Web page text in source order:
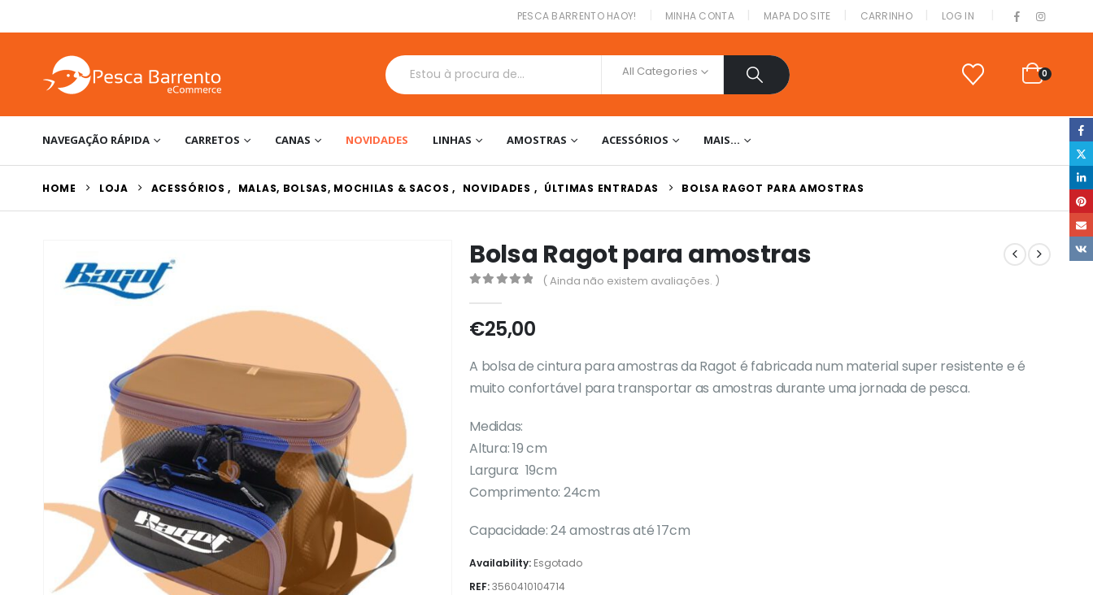
PESCA BARRENTO HAOY! MINHA CONTA MAPA DO SITE CARRINHO LOG IN
All Categories 0
NAVEGAÇÃO RÁPIDA CARRETOS CANAS NOVIDADES LINHAS AMOSTRAS ACESSÓRIOS MAIS…
HOME LOJA ACESSÓRIOS , MALAS, BOLSAS, MOCHILAS & SACOS , NOVIDADES , ÚLTIMAS ENTRADAS BOLSA RAGOT PARA AMOSTRAS
Bolsa Ragot para amostras
( Ainda não existem avaliações. )
€25,00
A bolsa de cintura para amostras da Ragot é fabricada num material super resistente e é
muito confortável para transportar as amostras durante uma jornada de pesca.
Medidas:
Altura: 19 cm
Largura: 19cm
Comprimento: 24cm
Capacidade: 24 amostras até 17cm
Availability: Esgotado
REF:3560410104714